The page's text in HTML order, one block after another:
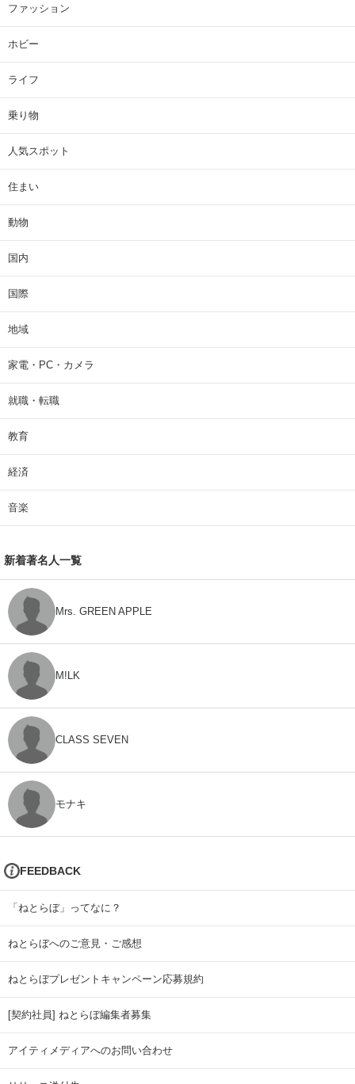
ファッション
ホビー
ライフ
乗り物
人気スポット
住まい
動物
国内
国際
地域
家電・PC・カメラ
就職・転職
教育
経済
音楽
新着著名人一覧
Mrs. GREEN APPLE
M!LK
CLASS SEVEN
モナキ
FEEDBACK
「ねとらぼ」ってなに？
ねとらぼへのご意見・ご感想
ねとらぼプレゼントキャンペーン応募規約
[契約社員] ねとらぼ編集者募集
アイティメディアへのお問い合わせ